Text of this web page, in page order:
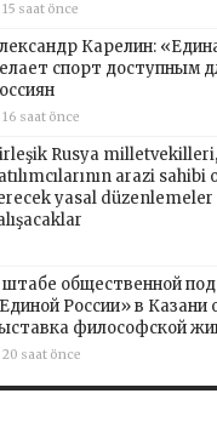
15 saat önce
Карелин:
спорт доступным
16 saat önce
Rusya milletvekilleri,
arazi
yasal
штабе общественной
России» в Казани
философской
20 saat önce